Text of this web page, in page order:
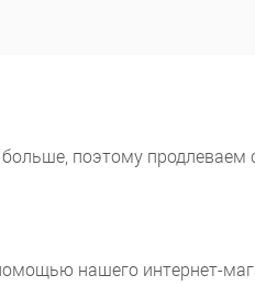
поэтому
нашего интернет-